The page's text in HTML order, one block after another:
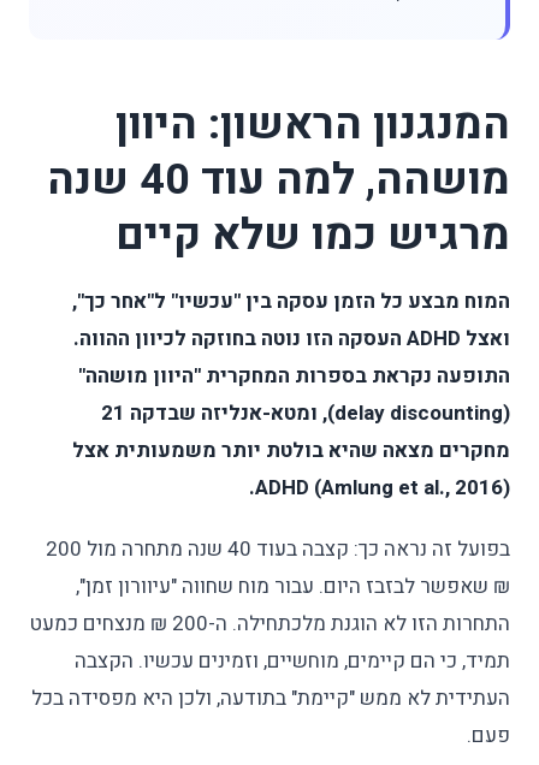
המנגנון הראשון: היוון
מושהה, למה עוד 40 שנה
מרגיש כמו שלא קיים
המוח מבצע כל הזמן עסקה בין "עכשיו" ל"אחר כך",
ואצל ADHD העסקה הזו נוטה בחוזקה לכיוון ההווה.
התופעה נקראת בספרות המחקרית "היוון מושהה"
(delay discounting), ומטא-אנליזה שבדקה 21
מחקרים מצאה שהיא בולטת יותר משמעותית אצל
ADHD (Amlung et al., 2016).
בפועל זה נראה כך: קצבה בעוד 40 שנה מתחרה מול 200
₪ שאפשר לבזבז היום. עבור מוח שחווה "עיוורון זמן",
התחרות הזו לא הוגנת מלכתחילה. ה-200 ₪ מנצחים כמעט
תמיד, כי הם קיימים, מוחשיים, וזמינים עכשיו. הקצבה
העתידית לא ממש "קיימת" בתודעה, ולכן היא מפסידה בכל
פעם.